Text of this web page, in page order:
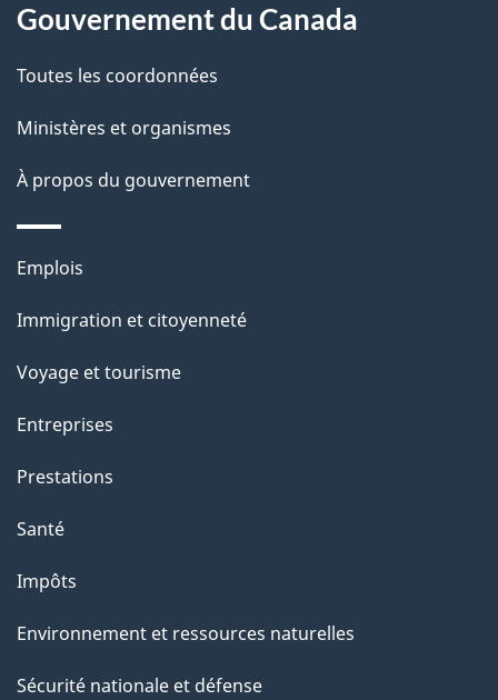
a
g
e
a
c
i
o
s
u
r
e
t
e
p
g
e
Gouvernement du Canada
Toutes les coordonnées
Ministères et organismes
À propos du gouvernement
Thèmes
sujets
Emplois
Immigration et citoyenneté
Voyage et tourisme
Entreprises
Prestations
Santé
Impôts
Environnement et ressources naturelles
Sécurité nationale et défense